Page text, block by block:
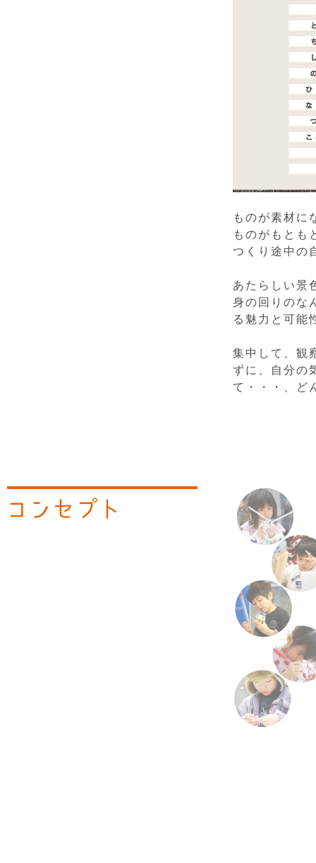
ものが素材に
ものがもとも
つくり途中の
あたらしい景
身の回りのな
る魅力と可能
集中して、観
ずに、自分の
て・・・、ど
コンセプト